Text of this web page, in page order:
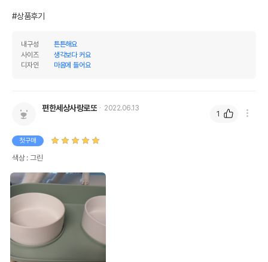
#상품후기
내구성
튼튼해요
사이즈
생각보다 커요
디자인
마음에 들어요
편한세상사랑로또 2022.06.13
첫구매
색상 : 그린
1